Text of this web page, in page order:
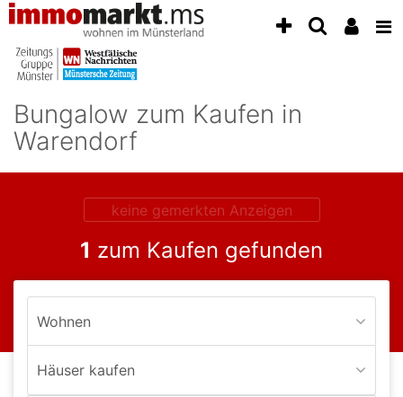
Accessibility
aktivieren
zur
zum
Inhalt
zum
Bungalow zum Kaufen in
Warendorf
keine gemerkten Anzeigen
1 zum Kaufen gefunden
Wohnen
Häuser kaufen